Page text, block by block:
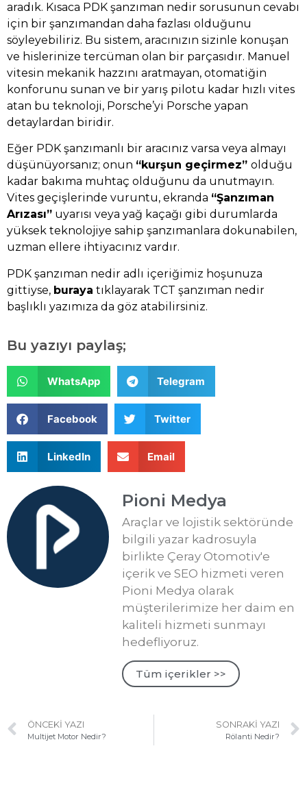
aradık. Kısaca PDK şanzıman nedir sorusunun cevabı
için bir şanzımandan daha fazlası olduğunu
söyleyebiliriz. Bu sistem, aracınızın sizinle konuşan
ve hislerinize tercüman olan bir parçasıdır. Manuel
vitesin mekanik hazzını aratmayan, otomatiğin
konforunu sunan ve bir yarış pilotu kadar hızlı vites
atan bu teknoloji, Porsche’yi Porsche yapan
detaylardan biridir.
Eğer PDK şanzımanlı bir aracınız varsa veya almayı
düşünüyorsanız; onun “kurşun geçirmez” olduğu
kadar bakıma muhtaç olduğunu da unutmayın.
Vites geçişlerinde vuruntu, ekranda “Şanzıman
Arızası” uyarısı veya yağ kaçağı gibi durumlarda
yüksek teknolojiye sahip şanzımanlara dokunabilen,
uzman ellere ihtiyacınız vardır.
PDK şanzıman nedir adlı içeriğimiz hoşunuza
gittiyse, buraya tıklayarak TCT şanzıman nedir
başlıklı yazımıza da göz atabilirsiniz.
Bu yazıyı paylaş;
WhatsApp Telegram
Facebook Twitter
LinkedIn Email
Pioni Medya
Araçlar ve lojistik sektöründe
bilgili yazar kadrosuyla
birlikte Çeray Otomotiv'e
içerik ve SEO hizmeti veren
Pioni Medya olarak
müşterilerimize her daim en
kaliteli hizmeti sunmayı
hedefliyoruz.
Tüm içerikler >>
ÖNCEKI YAZI
Multijet Motor Nedir?
SONRAKI YAZI
Rölanti Nedir?